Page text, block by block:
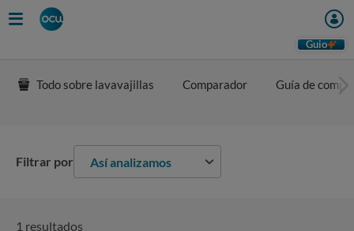
Guio
Todo sobre lavavajillas Comparador Guía de
Filtrar por Así analizamos
1 resultados